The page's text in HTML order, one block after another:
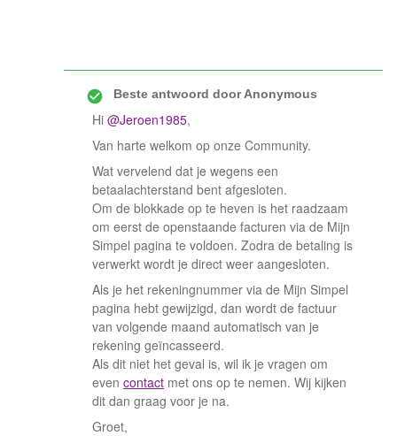
Beste antwoord doorAnonymous
Hi @Jeroen1985,
Van harte welkom op onze Community.
Wat vervelend dat je wegens een
betaalachterstand bent afgesloten.
Om de blokkade op te heven is het raadzaam
om eerst de openstaande facturen via de Mijn
Simpel pagina te voldoen. Zodra de betaling is
verwerkt wordt je direct weer aangesloten.
Als je het rekeningnummer via de Mijn Simpel
pagina hebt gewijzigd, dan wordt de factuur
van volgende maand automatisch van je
rekening geïncasseerd.
Als dit niet het geval is, wil ik je vragen om
even contact met ons op te nemen. Wij kijken
dit dan graag voor je na.
Groet,